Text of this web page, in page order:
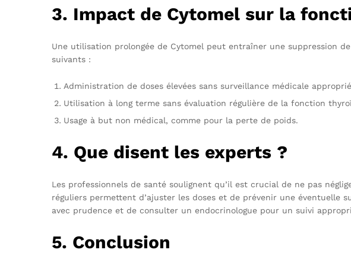
3. Impact de Cytomel sur la
Une utilisation prolongée de Cytomel peut entraîner une suppression
suivants :
Administration de doses élevées sans surveillance médicale
Utilisation à long terme sans évaluation régulière de la fonction
Usage à but non médical, comme pour la perte de poids.
4. Que disent les experts ?
Les professionnels de santé soulignent qu’il est crucial de ne pas
réguliers permettent d’ajuster les doses et de prévenir une éventuelle
avec prudence et de consulter un endocrinologue pour un suivi
5. Conclusion